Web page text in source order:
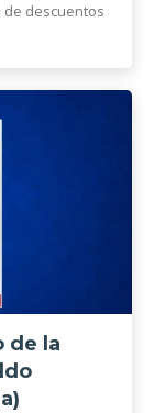
descuentos
de la